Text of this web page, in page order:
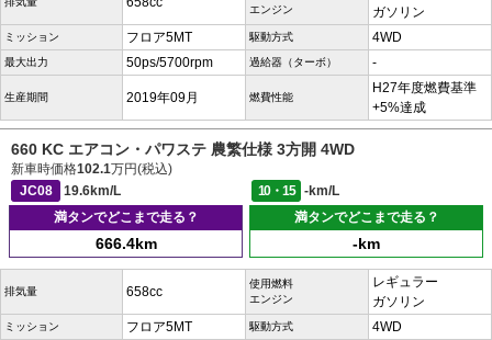
エンジン
ガソリン
ミッション フロア5MT 駆動方式 4WD
最大出力 50ps/5700rpm 過給器（ターボ） -
生産期間 2019年09月 燃費性能
H27年度燃費基準
+5%達成
660 KC エアコン・パワステ 農繁仕様 3方開 4WD
新車時価格102.1万円(税込)
JC08
19.6km/L 10・15
-km/L
満タンでどこまで走る？
666.4km
満タンでどこまで走る？
-km
排気量 658cc
使用燃料
エンジン
レギュラー
ガソリン
ミッション フロア5MT 駆動方式 4WD